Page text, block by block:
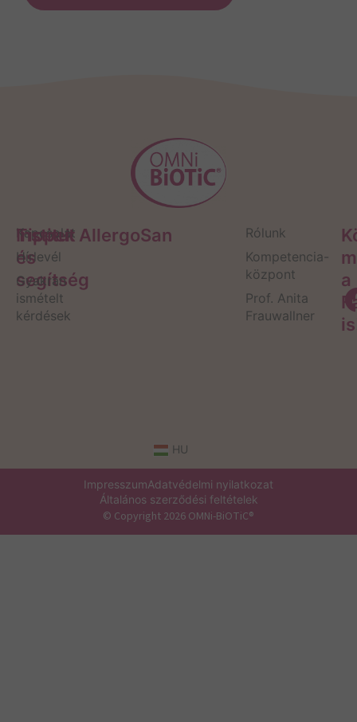
Tippek
és
segítség
Kapcsolat
Hírlevél
Gyakran
ismételt
kérdések
Institut AllergoSan
Rólunk
Kompetencia-
központ
Prof. Anita
Frauwallner
a
HU
ImpresszumAdatvédelmi nyilatkozat
Általános szerződési feltételek
© Copyright 2026 OMNi-BiOTiC®